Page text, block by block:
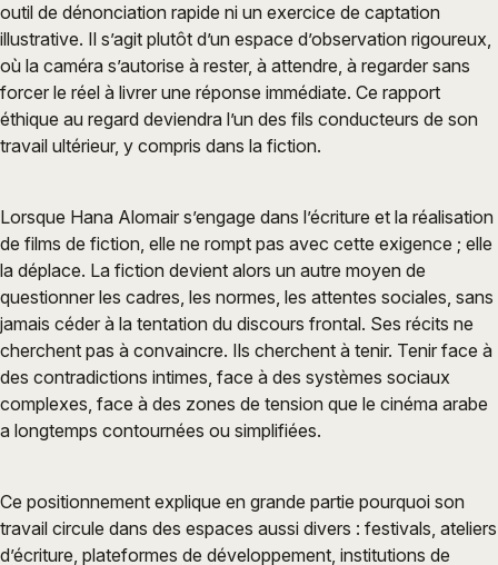
outil de dénonciation rapide ni un exercice de captation
illustrative. Il s’agit plutôt d’un espace d’observation rigoureux,
où la caméra s’autorise à rester, à attendre, à regarder sans
forcer le réel à livrer une réponse immédiate. Ce rapport
éthique au regard deviendra l’un des fils conducteurs de son
travail ultérieur, y compris dans la fiction.
Lorsque Hana Alomair s’engage dans l’écriture et la réalisation
de films de fiction, elle ne rompt pas avec cette exigence ; elle
la déplace. La fiction devient alors un autre moyen de
questionner les cadres, les normes, les attentes sociales, sans
jamais céder à la tentation du discours frontal. Ses récits ne
cherchent pas à convaincre. Ils cherchent à tenir. Tenir face à
des contradictions intimes, face à des systèmes sociaux
complexes, face à des zones de tension que le cinéma arabe
a longtemps contournées ou simplifiées.
Ce positionnement explique en grande partie pourquoi son
travail circule dans des espaces aussi divers : festivals, ateliers
d’écriture, plateformes de développement, institutions de